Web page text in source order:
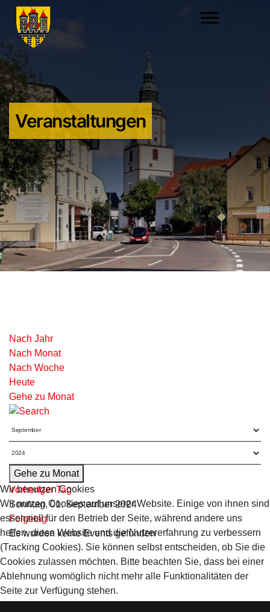
Veranstaltungen
Nach Jahr
Nach Monat
Nach Woche
Heute
Gehe zu Monat
Gehe zu Monat
Vorheriger Tag
Sonntag, 01. September 2024
Folgetag
Es wurden keine Events gefunden
Wir benutzen Cookies
Wir nutzen Cookies auf unserer Website. Einige von ihnen sind
essenziell für den Betrieb der Seite, während andere uns
helfen, diese Website und die Nutzererfahrung zu verbessern
(Tracking Cookies). Sie können selbst entscheiden, ob Sie die
Cookies zulassen möchten. Bitte beachten Sie, dass bei einer
Ablehnung womöglich nicht mehr alle Funktionalitäten der
Seite zur Verfügung stehen.